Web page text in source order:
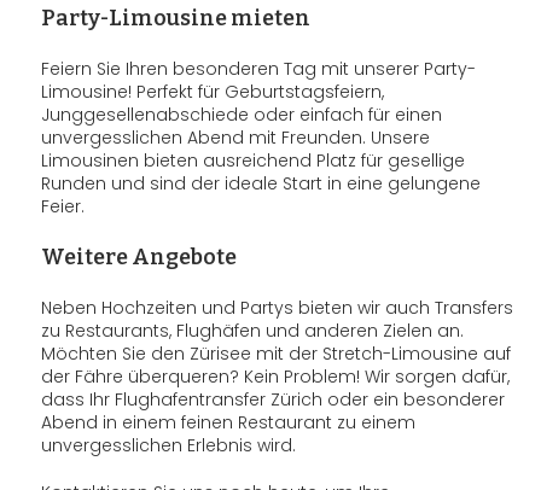
Party-Limousine mieten
Feiern Sie Ihren besonderen Tag mit unserer Party-
Limousine! Perfekt für Geburtstagsfeiern,
Junggesellenabschiede oder einfach für einen
unvergesslichen Abend mit Freunden. Unsere
Limousinen bieten ausreichend Platz für gesellige
Runden und sind der ideale Start in eine gelungene
Feier.
Weitere Angebote
Neben Hochzeiten und Partys bieten wir auch Transfers
zu Restaurants, Flughäfen und anderen Zielen an.
Möchten Sie den Zürisee mit der Stretch-Limousine auf
der Fähre überqueren? Kein Problem! Wir sorgen dafür,
dass Ihr Flughafentransfer Zürich oder ein besonderer
Abend in einem feinen Restaurant zu einem
unvergesslichen Erlebnis wird.